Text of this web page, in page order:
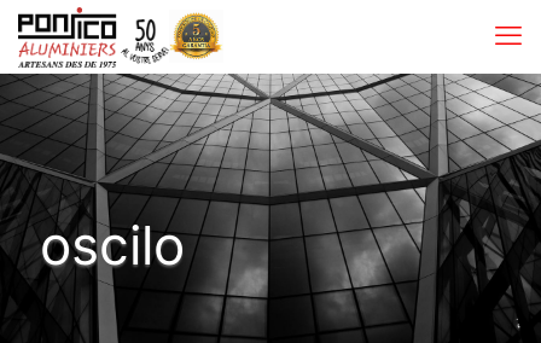
oscilo